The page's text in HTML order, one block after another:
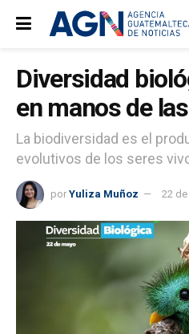
Diversidad
en manos de
La biodiversidad es el
evolutivos de los seres
por Yuliza Muñoz 22